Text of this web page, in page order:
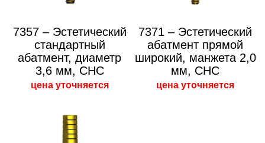
7357 – Эстетический
стандартный
абатмент, диаметр
3,6 мм, CHC
цена уточняется
7371 – Эстетический
абатмент прямой
широкий, манжета 2,0
мм, CHC
цена уточняется